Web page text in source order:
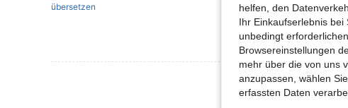
übersetzen
Mehr Bewertungen
helfen, den
Ihr Einkaufserlebnis
unbedingt
Browsereinstellungen
mehr über die von uns
anzupassen, wählen
erfassten Daten